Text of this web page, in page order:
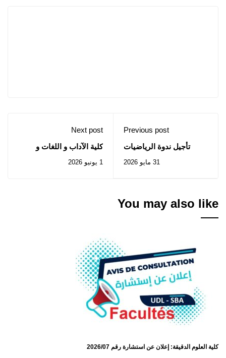
Previous post
تأجيل ندوة الرياضيات
ماي 202631 مايو 2026
Next post
كلية الآداب و اللغات و
المؤقت للصفقات المتعلقة
1 يونيو 2026
You may also like
كلية العلوم الدقيقة: إعلان عن استشارة رقم 2026/07